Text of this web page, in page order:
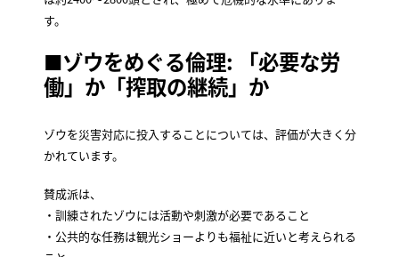
す。
■ゾウをめぐる倫理: 「必要な労
働」か「搾取の継続」か
ゾウを災害対応に投入することについては、評価が大きく分
かれています。
賛成派は、
・訓練されたゾウには活動や刺激が必要であること
・公共的な任務は観光ショーよりも福祉に近いと考えられる